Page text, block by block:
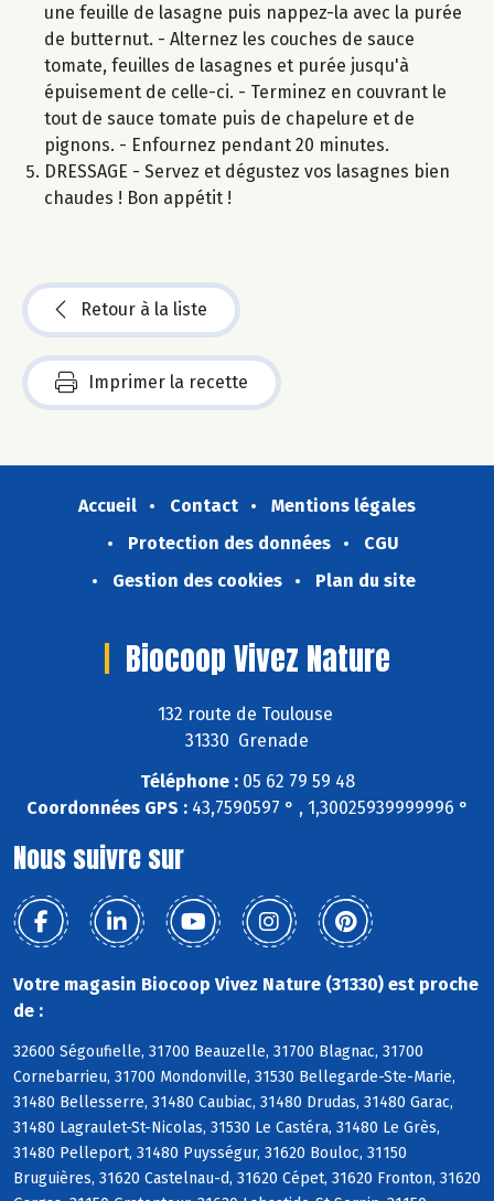
une feuille de lasagne puis nappez-la avec la purée
de butternut. - Alternez les couches de sauce
tomate, feuilles de lasagnes et purée jusqu'à
épuisement de celle-ci. - Terminez en couvrant le
tout de sauce tomate puis de chapelure et de
pignons. - Enfournez pendant 20 minutes.
DRESSAGE - Servez et dégustez vos lasagnes bien
chaudes ! Bon appétit !
Retour à la liste
Imprimer la recette
Accueil Contact
Mentions légales
Protection des données
CGU
Gestion des cookies
Plan du site
Biocoop Vivez Nature
132 route de Toulouse
31330 Grenade
Téléphone :05 62 79 59 48
Coordonnées GPS :43,7590597 ° , 1,30025939999996 °
Nous suivre sur
Votre magasin Biocoop Vivez Nature (31330) est proche
de :
32600 Ségoufielle, 31700 Beauzelle, 31700 Blagnac, 31700
Cornebarrieu, 31700 Mondonville, 31530 Bellegarde-Ste-Marie,
31480 Bellesserre, 31480 Caubiac, 31480 Drudas, 31480 Garac,
31480 Lagraulet-St-Nicolas, 31530 Le Castéra, 31480 Le Grès,
31480 Pelleport, 31480 Puysségur, 31620 Bouloc, 31150
Bruguières, 31620 Castelnau-d, 31620 Cépet, 31620 Fronton, 31620